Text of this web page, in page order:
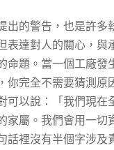
出的警告，也是許多
表達對人的關心，與
命題。當一個工廠發
你完全不需要猜測原
可以說：「我們現在
家屬。我們會用一切
話裡沒有半個字涉及